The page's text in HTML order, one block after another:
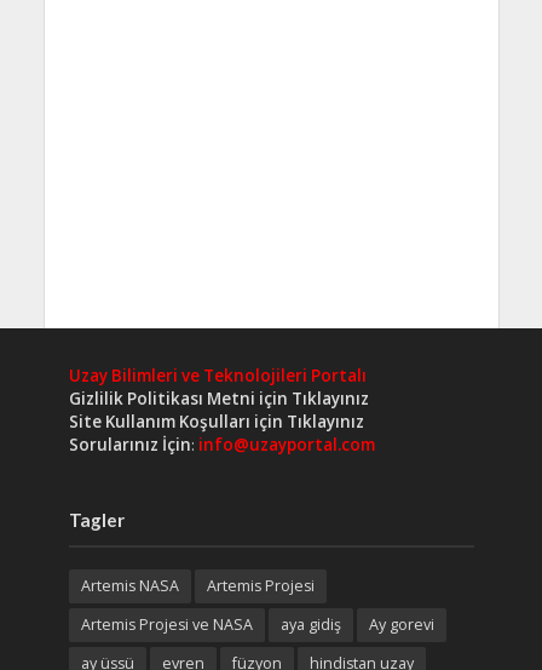
Uzay Bilimleri ve Teknolojileri Portalı
Gizlilik Politikası Metni için Tıklayınız
Site Kullanım Koşulları için Tıklayınız
Sorularınız İçin: info@uzayportal.com
Tagler
Artemis NASA
Artemis Projesi
Artemis Projesi ve NASA
aya gidiş
Ay gorevi
ay üssü
evren füzyon
hindistan uzay